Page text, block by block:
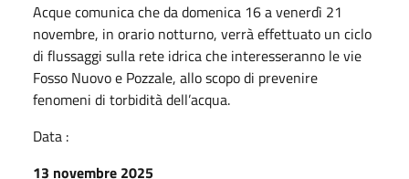
Acque comunica che da domenica 16 a venerdì 21
novembre, in orario notturno, verrà effettuato un ciclo
di flussaggi sulla rete idrica che interesseranno le vie
Fosso Nuovo e Pozzale, allo scopo di prevenire
fenomeni di torbidità dell’acqua.
Data :
13 novembre 2025